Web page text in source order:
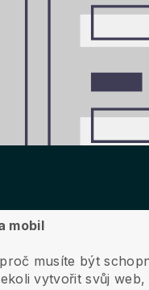
mobil
musíte být
vytvořit svůj